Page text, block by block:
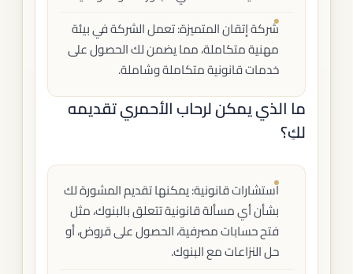
شركة إتقان المتميزة: تعمل الشركة في بيئة
مهنية متكاملة، مما يضمن لك الحصول على
خدمات قانونية متكاملة وشاملة.
ما الذي يمكن لرحاب الأحمري تقديمه
لكِ؟
استشارات قانونية: يمكنها تقديم المشورة لك
بشأن أي مسألة قانونية تتعلق بالبنوك، مثل
فتح حسابات مصرفية، الحصول على قروض، أو
حل النزاعات مع البنوك.